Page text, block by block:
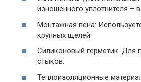
изношенного уплотнителя –
Монтажная пена:
крупных щелей.
Силиконовый герметик: Для
стыков.
Теплоизоляционные